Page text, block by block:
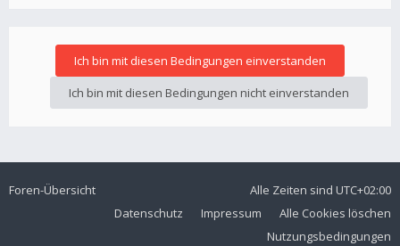
Foren-Übersicht Alle Zeiten sind UTC+02:00
Alle Cookies löschen
Impressum
Datenschutz
Nutzungsbedingungen